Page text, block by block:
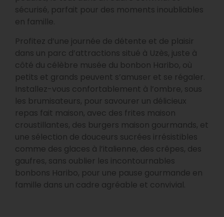
sécurisé, parfait pour des moments inoubliables
en famille.
Profitez d’une journée de détente et de plaisir
dans un parc d’attractions situé à Uzès, juste à
côté du célèbre musée du bonbon Haribo, où
petits et grands peuvent s’amuser et se régaler.
Installez-vous confortablement à l’ombre, sous
les brumisateurs, pour savourer un délicieux
repas fait maison, avec des frites maison
croustillantes, des burgers maison gourmands, et
une sélection de douceurs sucrées irrésistibles
comme des glaces à l’italienne, des crêpes, des
gaufres, sans oublier les incontournables
bonbons Haribo, pour une pause gourmande en
famille dans un cadre agréable et convivial.